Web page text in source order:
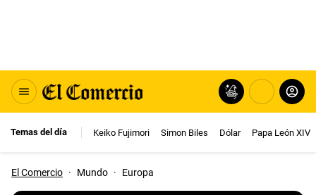
Temas del día Keiko Fujimori Simon Biles Dólar Papa León XIV
El Comercio · Mundo · Europa